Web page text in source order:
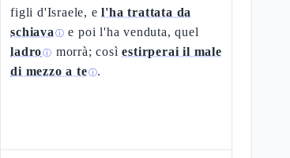
figli d'Israele, el'ha trattata da
schiava ⓘ e poi l'ha venduta, quel
ladroⓘ morrà; cosìestirperai il male
di mezzo a teⓘ.